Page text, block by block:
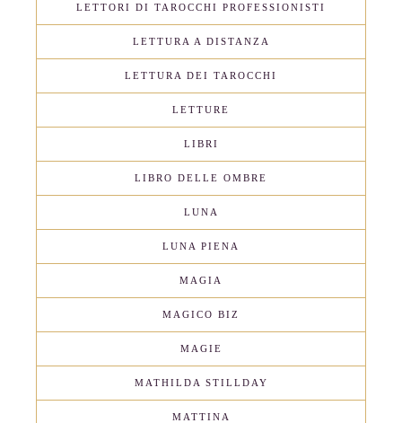
LETTORI DI TAROCCHI PROFESSIONISTI
LETTURA A DISTANZA
LETTURA DEI TAROCCHI
LETTURE
LIBRI
LIBRO DELLE OMBRE
LUNA
LUNA PIENA
MAGIA
MAGICO BIZ
MAGIE
MATHILDA STILLDAY
MATTINA